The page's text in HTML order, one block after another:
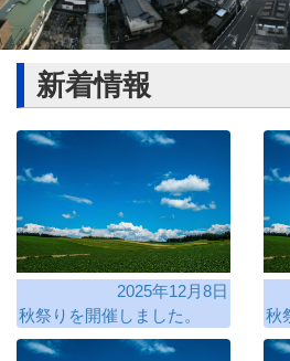
新着情報
2025年12月8日
秋祭りを開催しました。
秋